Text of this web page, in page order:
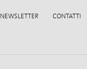
NEWSLETTER CONTATTI